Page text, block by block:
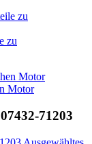
zu
Motor
71203